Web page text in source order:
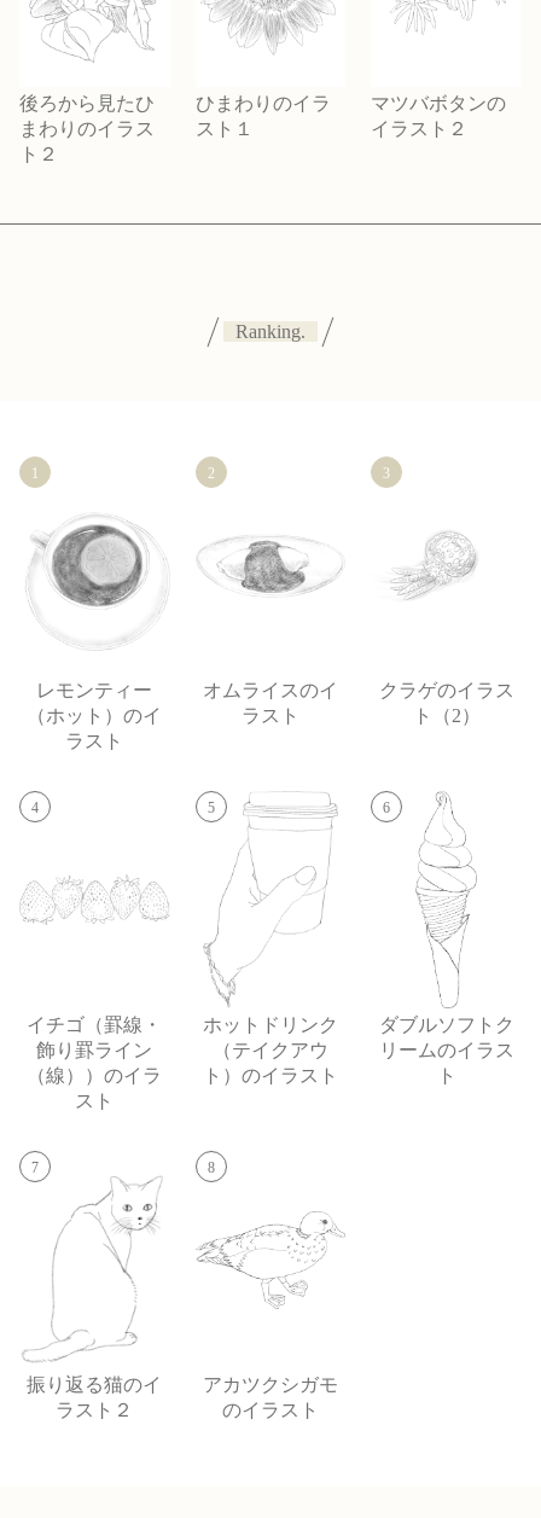
後ろから見たひ
まわりのイラス
ト２
ひまわりのイラ
スト１
マツバボタンの
イラスト２
Ranking.
1
レモンティー
（ホット）のイ
ラスト
2
オムライスのイ
ラスト
3
クラゲのイラス
ト（2）
4
イチゴ（罫線・
飾り罫ライン
（線））のイラ
スト
5
ホットドリンク
（テイクアウ
ト）のイラスト
6
ダブルソフトク
リームのイラス
ト
7
振り返る猫のイ
ラスト２
8
アカツクシガモ
のイラスト